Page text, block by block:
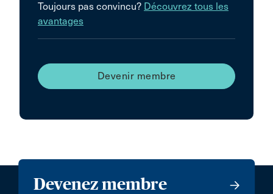
Toujours pas convincu? Découvrez tous les
avantages
Devenir membre
Devenez membre